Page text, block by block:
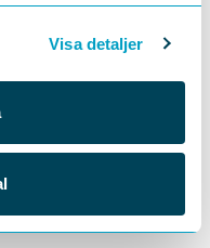
Visa detaljer
ämne